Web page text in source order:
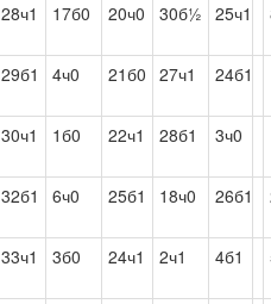
28ч1 17б0 20ч0 30б½ 25ч1
29б1 4ч0 21б0 27ч1 24б1
30ч1 1б0 22ч1 28б1 3ч0
32б1 6ч0 25б1 18ч0 26б1
33ч1 3б0 24ч1 2ч1 4б1